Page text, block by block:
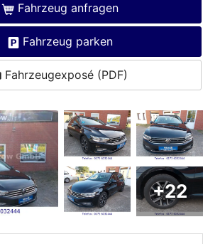
Fahrzeug anfragen
Fahrzeug parken
Fahrzeugexposé (PDF)
+22